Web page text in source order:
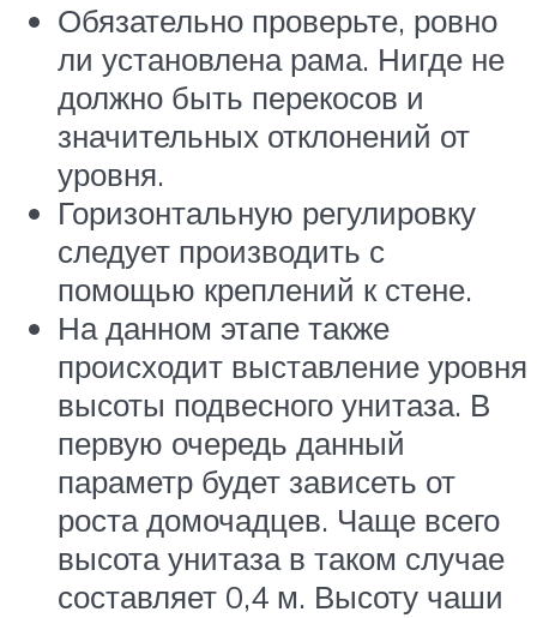
Обязательно проверьте, ровно
ли установлена рама. Нигде не
должно быть перекосов и
значительных отклонений от
уровня.
Горизонтальную регулировку
следует производить с
помощью креплений к стене.
На данном этапе также
происходит выставление уровня
высоты подвесного унитаза. В
первую очередь данный
параметр будет зависеть от
роста домочадцев. Чаще всего
высота унитаза в таком случае
составляет 0,4 м. Высоту чаши